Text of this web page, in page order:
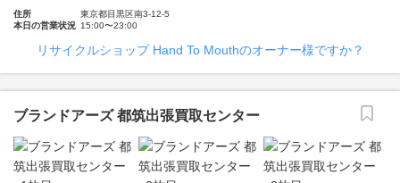
住所
東京都目黒区南3-12-5
本日の営業状況 15:00〜23:00
リサイクルショップ Hand To Mouthのオーナー様ですか？
ブランドアーズ 都筑出張買取センター